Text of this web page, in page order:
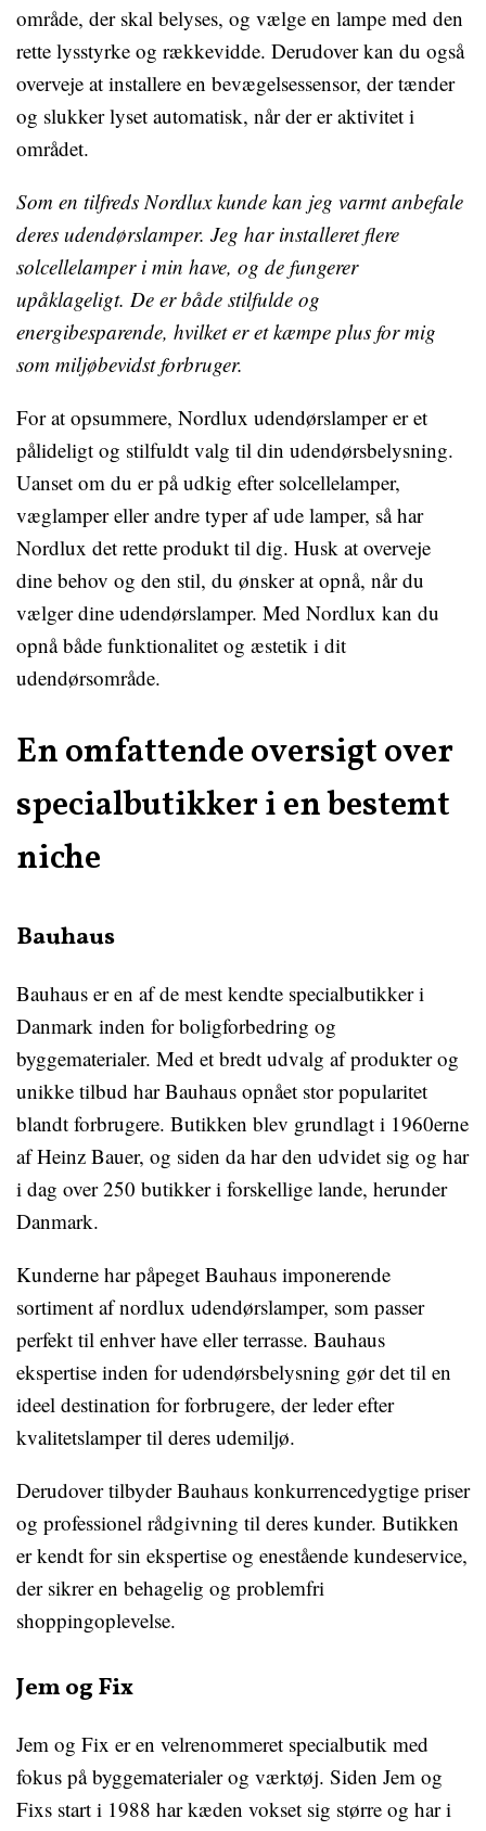
område, der skal belyses, og vælge en lampe med den
rette lysstyrke og rækkevidde. Derudover kan du også
overveje at installere en bevægelsessensor, der tænder
og slukker lyset automatisk, når der er aktivitet i
området.
Som en tilfreds Nordlux kunde kan jeg varmt anbefale
deres udendørslamper. Jeg har installeret flere
solcellelamper i min have, og de fungerer
upåklageligt. De er både stilfulde og
energibesparende, hvilket er et kæmpe plus for mig
som miljøbevidst forbruger.
For at opsummere, Nordlux udendørslamper er et
pålideligt og stilfuldt valg til din udendørsbelysning.
Uanset om du er på udkig efter solcellelamper,
væglamper eller andre typer af ude lamper, så har
Nordlux det rette produkt til dig. Husk at overveje
dine behov og den stil, du ønsker at opnå, når du
vælger dine udendørslamper. Med Nordlux kan du
opnå både funktionalitet og æstetik i dit
udendørsområde.
En omfattende oversigt over
specialbutikker i en bestemt
niche
Bauhaus
Bauhaus er en af de mest kendte specialbutikker i
Danmark inden for boligforbedring og
byggematerialer. Med et bredt udvalg af produkter og
unikke tilbud har Bauhaus opnået stor popularitet
blandt forbrugere. Butikken blev grundlagt i 1960erne
af Heinz Bauer, og siden da har den udvidet sig og har
i dag over 250 butikker i forskellige lande, herunder
Danmark.
Kunderne har påpeget Bauhaus imponerende
sortiment af nordlux udendørslamper, som passer
perfekt til enhver have eller terrasse. Bauhaus
ekspertise inden for udendørsbelysning gør det til en
ideel destination for forbrugere, der leder efter
kvalitetslamper til deres udemiljø.
Derudover tilbyder Bauhaus konkurrencedygtige priser
og professionel rådgivning til deres kunder. Butikken
er kendt for sin ekspertise og enestående kundeservice,
der sikrer en behagelig og problemfri
shoppingoplevelse.
Jem og Fix
Jem og Fix er en velrenommeret specialbutik med
fokus på byggematerialer og værktøj. Siden Jem og
Fixs start i 1988 har kæden vokset sig større og har i